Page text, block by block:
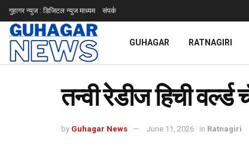
गुहागर न्युज : डिजिटल न्युज माध्यम संपर्क
GUHAGAR RATNAGIRI
तन्वी रेडीज हिची
by Guhagar News June 11, 2026 in Ratnagiri